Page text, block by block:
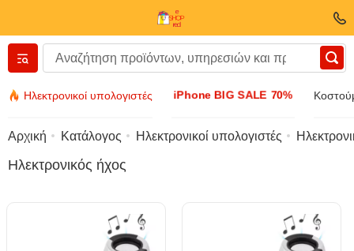
Ηλεκτρονικοί υπολογιστές iPhone BIG SALE 70%
Вернуться назад
Εξαρτήματα
Αρχική Κατάλογος Ηλεκτρονικοί υπολογιστές
Ηλεκτρονικός ήχος